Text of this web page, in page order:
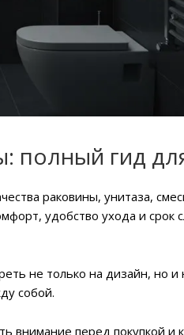
полный гид
раковины, унитаза,
удобство ухода и срок
не только на дизайн, но и
собой.
внимание перед покупкой и